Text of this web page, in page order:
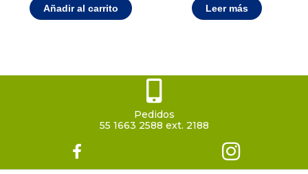
Añadir al carrito Leer más
Pedidos
55 1663 2588 ext. 2188